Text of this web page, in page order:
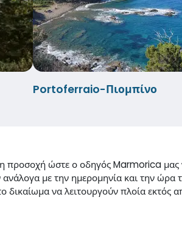
Portoferraio-Πιομπίνο
προσοχή ώστε ο οδηγός Marmorica μας
με την ημερομηνία και την ώρα
δικαίωμα να λειτουργούν πλοία